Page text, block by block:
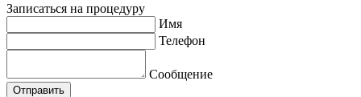
Записаться на процедуру
Имя
Телефон
Сообщение
Отправить